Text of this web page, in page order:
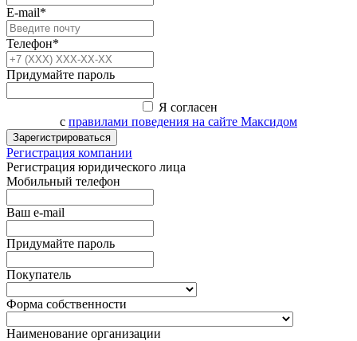
E-mail*
Телефон*
Придумайте пароль
Я согласен
с правилами поведения на сайте Максидом
Зарегистрироваться
Регистрация компании
Регистрация юридического лица
Мобильный телефон
Ваш e-mail
Придумайте пароль
Покупатель
Форма собственности
Наименование организации